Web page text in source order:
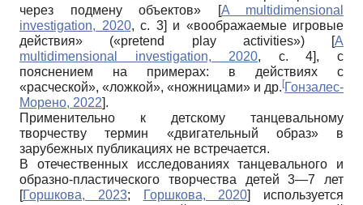
через подмену объектов»
[A multidimensional
investigation, 2020, с. 3] и «воображаемые игровые
действия» («pretend play activities»)
[A
multidimensional investigation, 2020, с. 4], с
пояснением на примерах: в действиях с
«расческой», «ложкой», «ножницами» и др.[Гонзалес-
Морено, 2022].
Применительно к детскому танцевальному
творчеству термин «двигательный образ» в
зарубежных публикациях не встречается.
В отечественных исследованиях танцевального и
образно-пластического творчества детей 3—7 лет
[Горшкова, 2023; Горшкова, 2020]
используется